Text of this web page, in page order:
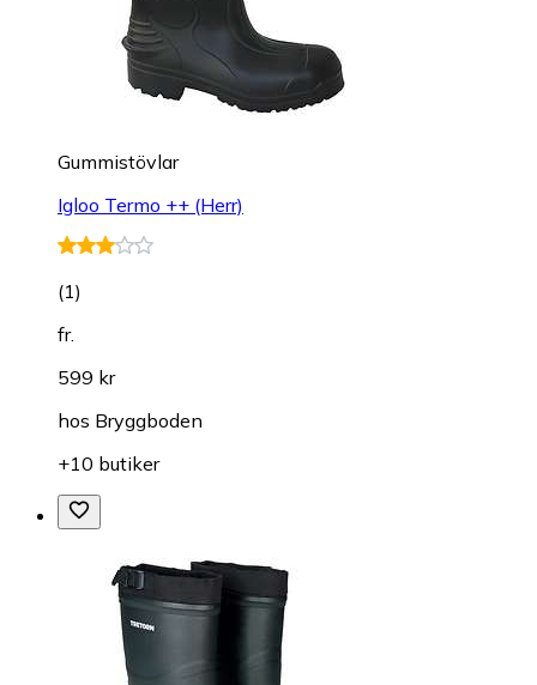
Gummistövlar
Igloo Termo ++ (Herr)
(1)
fr.
599 kr
hos Bryggboden
+10 butiker